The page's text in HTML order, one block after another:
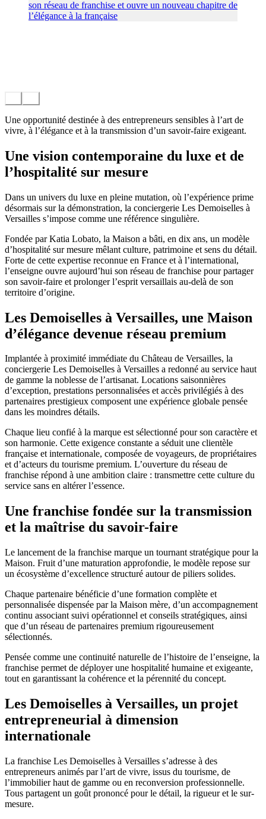
Une opportunité destinée à des entrepreneurs sensibles à l’art de
vivre, à l’élégance et à la transmission d’un savoir-faire exigeant.
Une vision contemporaine du luxe et de
l’hospitalité sur mesure
Dans un univers du luxe en pleine mutation, où l’expérience prime
désormais sur la démonstration, la conciergerie Les Demoiselles à
Versailles s’impose comme une référence singulière.
Fondée par Katia Lobato, la Maison a bâti, en dix ans, un modèle
d’hospitalité sur mesure mêlant culture, patrimoine et sens du détail.
Forte de cette expertise reconnue en France et à l’international,
l’enseigne ouvre aujourd’hui son réseau de franchise pour partager
son savoir-faire et prolonger l’esprit versaillais au-delà de son
territoire d’origine.
Les Demoiselles à Versailles, une Maison
d’élégance devenue réseau premium
Implantée à proximité immédiate du Château de Versailles, la
conciergerie Les Demoiselles à Versailles a redonné au service haut
de gamme la noblesse de l’artisanat. Locations saisonnières
d’exception, prestations personnalisées et accès privilégiés à des
partenaires prestigieux composent une expérience globale pensée
dans les moindres détails.
Chaque lieu confié à la marque est sélectionné pour son caractère et
son harmonie. Cette exigence constante a séduit une clientèle
française et internationale, composée de voyageurs, de propriétaires
et d’acteurs du tourisme premium. L’ouverture du réseau de
franchise répond à une ambition claire : transmettre cette culture du
service sans en altérer l’essence.
Une franchise fondée sur la transmission
et la maîtrise du savoir-faire
Le lancement de la franchise marque un tournant stratégique pour la
Maison. Fruit d’une maturation approfondie, le modèle repose sur
un écosystème d’excellence structuré autour de piliers solides.
Chaque partenaire bénéficie d’une formation complète et
personnalisée dispensée par la Maison mère, d’un accompagnement
continu associant suivi opérationnel et conseils stratégiques, ainsi
que d’un réseau de partenaires premium rigoureusement
sélectionnés.
Pensée comme une continuité naturelle de l’histoire de l’enseigne, la
franchise permet de déployer une hospitalité humaine et exigeante,
tout en garantissant la cohérence et la pérennité du concept.
Les Demoiselles à Versailles, un projet
entrepreneurial à dimension
internationale
La franchise Les Demoiselles à Versailles s’adresse à des
entrepreneurs animés par l’art de vivre, issus du tourisme, de
l’immobilier haut de gamme ou en reconversion professionnelle.
Tous partagent un goût prononcé pour le détail, la rigueur et le sur-
mesure.